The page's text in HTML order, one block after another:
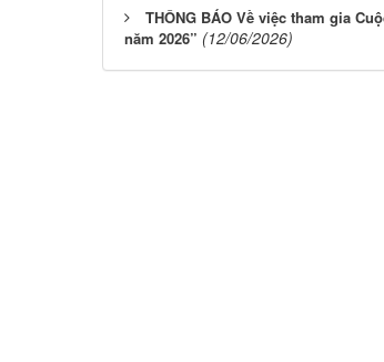
THÔNG BÁO Về việc tham gia
năm 2026” (12/06/2026)